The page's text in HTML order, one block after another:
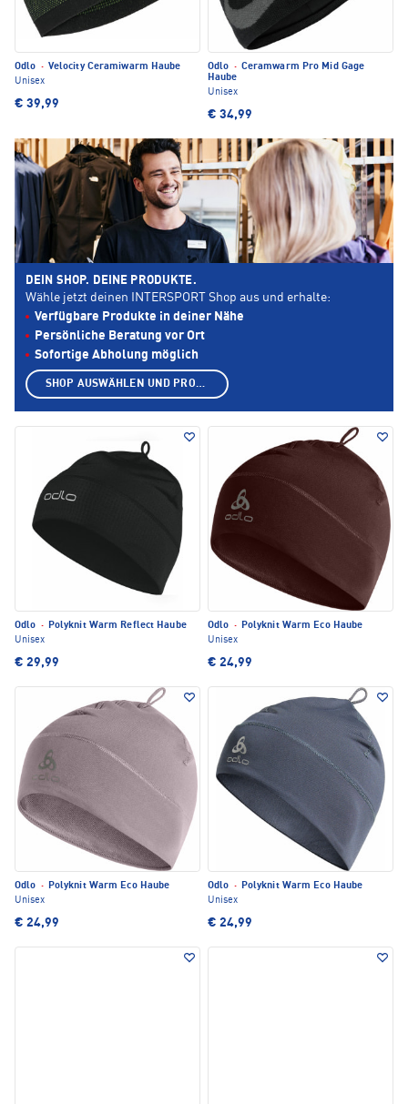
Odlo · Velocity Ceramiwarm Haube
Unisex
€ 39,99
Odlo · Ceramwarm Pro Mid Gage
Haube
Unisex
€ 34,99
Odlo · Polyknit Warm Reflect Haube
Unisex
€ 29,99
Odlo · Polyknit Warm Eco Haube
Unisex
€ 24,99
Odlo · Polyknit Warm Eco Haube
Unisex
€ 24,99
Odlo · Polyknit Warm Eco Haube
Unisex
€ 24,99
DEIN SHOP. DEINE PRODUKTE.
Wähle jetzt deinen INTERSPORT Shop aus und erhalte:
Verfügbare Produkte in deiner Nähe
Persönliche Beratung vor Ort
Sofortige Abholung möglich
SHOP AUSWÄHLEN UND PRODUKTE ANZEIGEN